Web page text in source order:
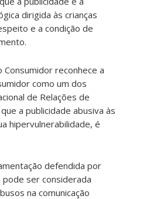
dirigida às crianças
e a condição de
reconhece a
como um dos
de Relações de
a publicidade abusiva às
hipervulnerabilidade, é
defendida por
ser considerada
na comunicação